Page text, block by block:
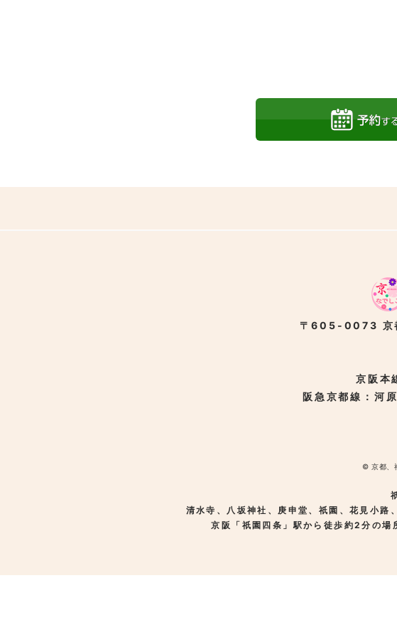
〒605-0073 京
京阪本
阪急京都線：河
© 京都、
清水寺、八坂神社、庚申堂、祇園、花見小路
京阪「祇園四条」駅から徒歩約2分の場